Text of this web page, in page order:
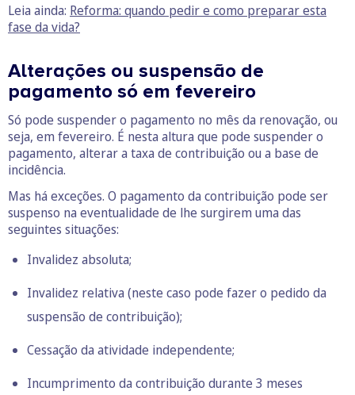
Leia ainda: Reforma: quando pedir e como preparar esta
fase da vida?
Alterações ou suspensão de
pagamento só em fevereiro
Só pode suspender o pagamento no mês da renovação, ou
seja, em fevereiro. É nesta altura que pode suspender o
pagamento, alterar a taxa de contribuição ou a base de
incidência.
Mas há exceções. O pagamento da contribuição pode ser
suspenso na eventualidade de lhe surgirem uma das
seguintes situações:
Invalidez absoluta;
Invalidez relativa (neste caso pode fazer o pedido da
suspensão de contribuição);
Cessação da atividade independente;
Incumprimento da contribuição durante 3 meses